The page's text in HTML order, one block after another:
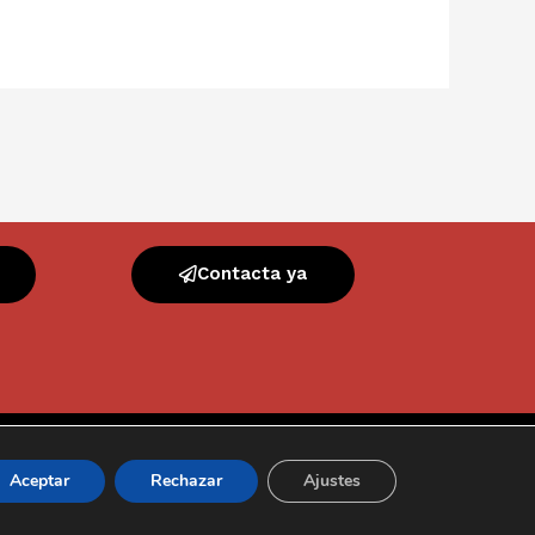
Contacta ya
by Pixel&Net
Aceptar Rechazar Ajustes